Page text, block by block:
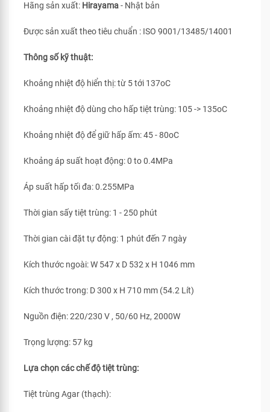
Hãng sản xuất: Hirayama- Nhật bản
Được sản xuất theo tiêu chuẩn : ISO 9001/13485/14001
Thông số kỹ thuật:
Khoảng nhiệt độ hiển thị: từ 5 tới 137oC
Khoảng nhiệt độ dùng cho hấp tiệt trùng: 105 -> 135oC
Khoảng nhiệt độ để giữ hấp ấm: 45 - 80oC
Khoảng áp suất hoạt động: 0 to 0.4MPa
Áp suất hấp tối đa: 0.255MPa
Thời gian sấy tiệt trùng: 1 - 250 phút
Thời gian cài đặt tự động: 1 phút đến 7 ngày
Kích thước ngoài: W 547 x D 532 x H 1046 mm
Kích thước trong: D 300 x H 710 mm (54.2 Lít)
Nguồn điện: 220/230 V , 50/60 Hz, 2000W
Trọng lượng: 57 kg
Lựa chọn các chế độ tiệt trùng:
Tiệt trùng Agar (thạch):